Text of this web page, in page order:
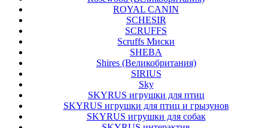
ROYAL CANIN
SCHESIR
SCRUFFS
Scruffs Миски
SHEBA
Shires (Великобритания)
SIRIUS
Sky
SKYRUS игрушки для птиц
SKYRUS игрушки для птиц и грызунов
SKYRUS игрушки для собак